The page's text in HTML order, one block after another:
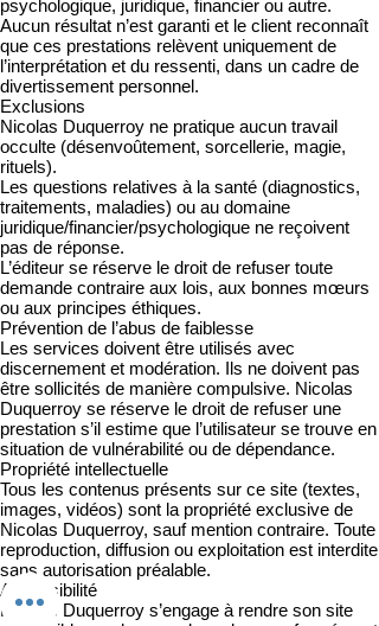
psychologique, juridique, financier ou autre.
Aucun résultat n’est garanti et le client reconnaît
que ces prestations relèvent uniquement de
l’interprétation et du ressenti, dans un cadre de
divertissement personnel.
Exclusions
Nicolas Duquerroy ne pratique aucun travail
occulte (désenvoûtement, sorcellerie, magie,
rituels).
Les questions relatives à la santé (diagnostics,
traitements, maladies) ou au domaine
juridique/financier/psychologique ne reçoivent
pas de réponse.
L’éditeur se réserve le droit de refuser toute
demande contraire aux lois, aux bonnes mœurs
ou aux principes éthiques.
Prévention de l’abus de faiblesse
Les services doivent être utilisés avec
discernement et modération. Ils ne doivent pas
être sollicités de manière compulsive. Nicolas
Duquerroy se réserve le droit de refuser une
prestation s’il estime que l’utilisateur se trouve en
situation de vulnérabilité ou de dépendance.
Propriété intellectuelle
Tous les contenus présents sur ce site (textes,
images, vidéos) sont la propriété exclusive de
Nicolas Duquerroy, sauf mention contraire. Toute
reproduction, diffusion ou exploitation est interdite
sans autorisation préalable.
Accessibilité
Nicolas Duquerroy s’engage à rendre son site